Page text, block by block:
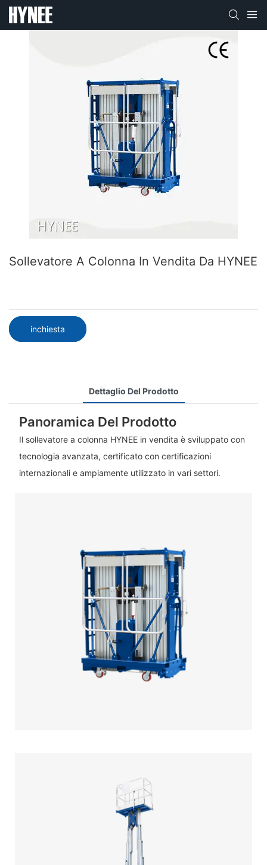
Sollevatore A Colonna In Vendita Da HYNEE
inchiesta
Dettaglio Del Prodotto
Panoramica Del Prodotto
Il sollevatore a colonna HYNEE in vendita è sviluppato con
tecnologia avanzata, certificato con certificazioni
internazionali e ampiamente utilizzato in vari settori.